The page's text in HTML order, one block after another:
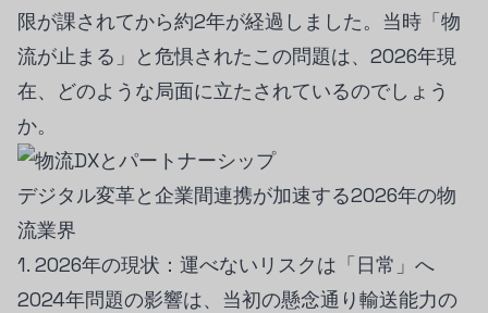
限が課されてから約2年が経過しました。当時「物
流が止まる」と危惧されたこの問題は、2026年現
在、どのような局面に立たされているのでしょう
か。
デジタル変革と企業間連携が加速する2026年の物
流業界
1. 2026年の現状：運べないリスクは「日常」へ
2024年問題の影響は、当初の懸念通り輸送能力の